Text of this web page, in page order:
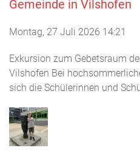
Gemeinde in Vilshofen
Montag, 27 Juli 2026 14:21
Exkursion zum Gebetsraum
Vilshofen Bei
sich die Schülerinnen und